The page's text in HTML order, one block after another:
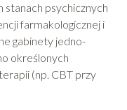
psychicznych
farmakologicznej i
gabinety jedno-
określonych
(np. CBT przy